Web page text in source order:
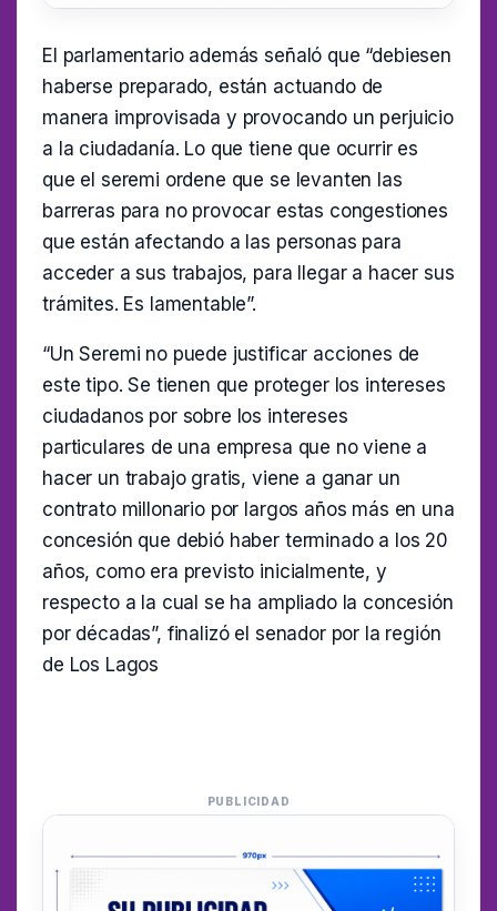
El parlamentario además señaló que “debiesen
haberse preparado, están actuando de
manera improvisada y provocando un perjuicio
a la ciudadanía. Lo que tiene que ocurrir es
que el seremi ordene que se levanten las
barreras para no provocar estas congestiones
que están afectando a las personas para
acceder a sus trabajos, para llegar a hacer sus
trámites. Es lamentable”.
“Un Seremi no puede justificar acciones de
este tipo. Se tienen que proteger los intereses
ciudadanos por sobre los intereses
particulares de una empresa que no viene a
hacer un trabajo gratis, viene a ganar un
contrato millonario por largos años más en una
concesión que debió haber terminado a los 20
años, como era previsto inicialmente, y
respecto a la cual se ha ampliado la concesión
por décadas”, finalizó el senador por la región
de Los Lagos
PUBLICIDAD